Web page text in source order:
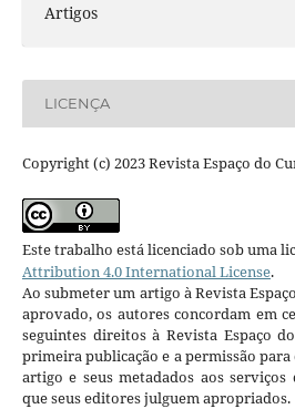
Artigos
LICENÇA
Copyright (c) 2023 Revista Espaço do
Este trabalho está licenciado sob uma
Attribution 4.0 International License.
Ao submeter um artigo à Revista
aprovado, os autores concordam em
seguintes direitos à Revista Espaço
primeira publicação e a permissão para
artigo e seus metadados aos
que seus editores julguem apropriados.